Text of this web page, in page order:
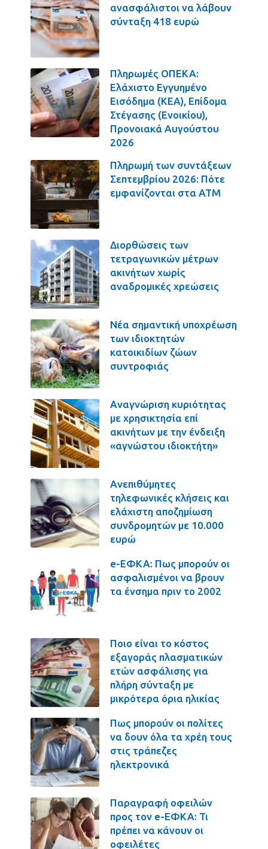
ανασφάλιστοι να λάβουν
σύνταξη 418 ευρώ
Πληρωμές ΟΠΕΚΑ:
Ελάχιστο Εγγυημένο
Εισόδημα (ΚΕΑ), Επίδομα
Στέγασης (Ενοικίου),
Προνοιακά Αυγούστου
2026
Πληρωμή των συντάξεων
Σεπτεμβρίου 2026: Πότε
εμφανίζονται στα ΑΤΜ
Διορθώσεις των
τετραγωνικών μέτρων
ακινήτων χωρίς
αναδρομικές χρεώσεις
Νέα σημαντική υποχρέωση
των ιδιοκτητών
κατοικιδίων ζώων
συντροφιάς
Αναγνώριση κυριότητας
με χρησικτησία επί
ακινήτων με την ένδειξη
«αγνώστου ιδιοκτήτη»
Ανεπιθύμητες
τηλεφωνικές κλήσεις και
ελάχιστη αποζημίωση
συνδρομητών με 10.000
ευρώ
e-ΕΦΚΑ: Πως μπορούν οι
ασφαλισμένοι να βρουν
τα ένσημα πριν το 2002
Ποιο είναι το κόστος
εξαγοράς πλασματικών
ετών ασφάλισης για
πλήρη σύνταξη με
μικρότερα όρια ηλικίας
Πως μπορούν οι πολίτες
να δουν όλα τα χρέη τους
στις τράπεζες
ηλεκτρονικά
Παραγραφή οφειλών
προς τον e-ΕΦΚΑ: Τι
πρέπει να κάνουν οι
οφειλέτες